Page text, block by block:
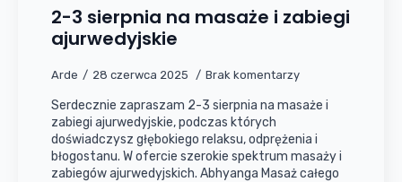
2-3 sierpnia na masaże i zabiegi
ajurwedyjskie
Arde 28 czerwca 2025 Brak komentarzy
Serdecznie zapraszam 2-3 sierpnia na masaże i
zabiegi ajurwedyjskie, podczas których
doświadczysz głębokiego relaksu, odprężenia i
błogostanu. W ofercie szerokie spektrum masaży i
zabiegów ajurwedyjskich. Abhyanga Masaż całego